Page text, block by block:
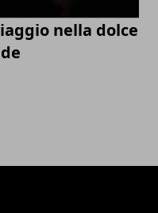
nella dolce